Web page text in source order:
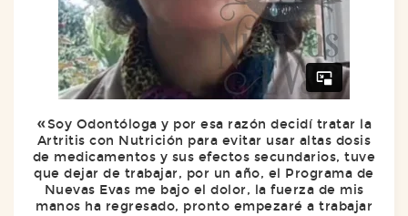
Soy Odontóloga y por esa razón decidí tratar la
Artritis con Nutrición para evitar usar altas dosis
de medicamentos y sus efectos secundarios, tuve
que dejar de trabajar, por un año, el Programa de
Nuevas Evas me bajo el dolor, la fuerza de mis
manos ha regresado, pronto empezaré a trabajar